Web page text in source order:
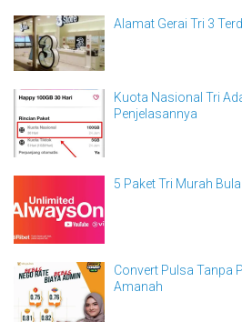
Alamat Gerai Tri 3
Kuota Nasional Tri
Penjelasannya
5 Paket Tri Murah
Convert Pulsa Tanpa
Amanah